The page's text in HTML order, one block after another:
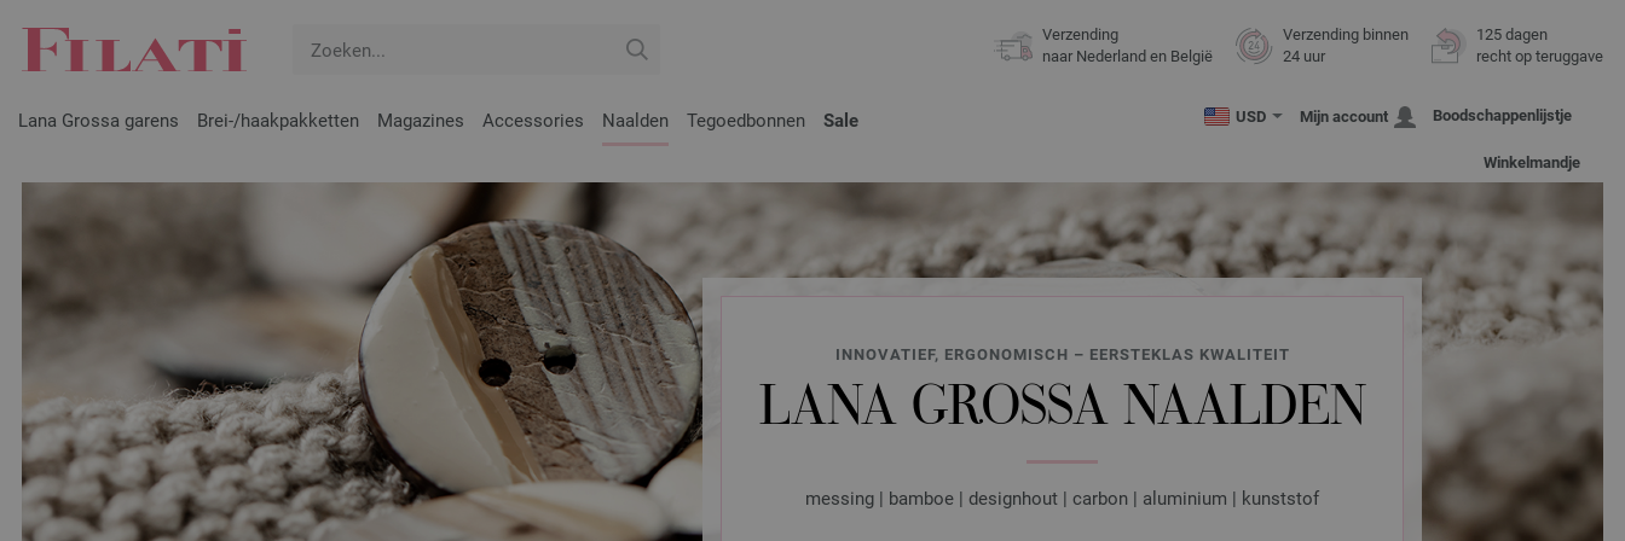
Verzending
naar Nederland en België
Verzending binnen
24 uur
125 dagen
recht op teruggave
Lana Grossa garens Brei-/haakpakketten Magazines Accessories Naalden Tegoedbonnen Sale USD Mijn account Boodschappenlijstje
Winkelmandje
INNOVATIEF, ERGONOMISCH – EERSTEKLAS KWALITEIT
LANA GROSSA NAALDEN
messing | bamboe | designhout | carbon | aluminium | kunststof